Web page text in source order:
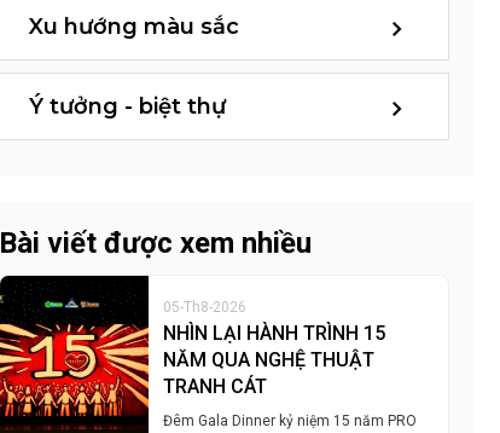
Xu hướng màu sắc
Ý tưởng - biệt thự
Bài viết được xem nhiều
05-Th8-2026
NHÌN LẠI HÀNH TRÌNH 15
NĂM QUA NGHỆ THUẬT
TRANH CÁT
Đêm Gala Dinner kỷ niệm 15 năm PRO